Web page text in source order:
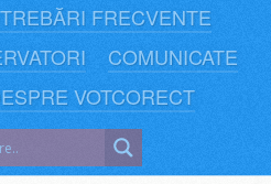
FRECVENTE
COMUNICATE
VOTCORECT